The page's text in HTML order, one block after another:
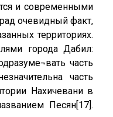
и современными
очевидный факт,
территориях.
города Дабил:
часть
часть
Нахичевани в
Песян[17].